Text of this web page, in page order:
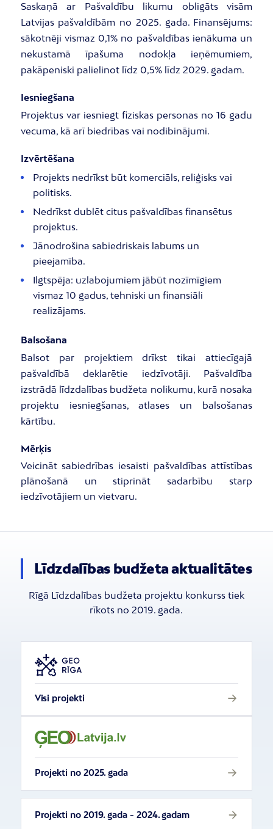
Saskaņā ar Pašvaldību likumu obligāts visām
Latvijas pašvaldībām no 2025. gada. Finansējums:
sākotnēji vismaz 0,1% no pašvaldības ienākuma un
nekustamā īpašuma nodokļa ieņēmumiem,
pakāpeniski palielinot līdz 0,5% līdz 2029. gadam.
Iesniegšana
Projektus var iesniegt fiziskas personas no 16 gadu
vecuma, kā arī biedrības vai nodibinājumi.
Izvērtēšana
Projekts nedrīkst būt komerciāls, reliģisks vai
politisks.
Nedrīkst dublēt citus pašvaldības finansētus
projektus.
Jānodrošina sabiedriskais labums un
pieejamība.
Ilgtspēja: uzlabojumiem jābūt nozīmīgiem
vismaz 10 gadus, tehniski un finansiāli
realizājams.
Balsošana
Balsot par projektiem drīkst tikai attiecīgajā
pašvaldībā deklarētie iedzīvotāji. Pašvaldība
izstrādā līdzdalības budžeta nolikumu, kurā nosaka
projektu iesniegšanas, atlases un balsošanas
kārtību.
Mērķis
Veicināt sabiedrības iesaisti pašvaldības attīstības
plānošanā un stiprināt sadarbību starp
iedzīvotājiem un vietvaru.
Līdzdalības budžeta aktualitātes
Rīgā Līdzdalības budžeta projektu konkurss tiek
rīkots no 2019. gada.
Visi projekti
Projekti no 2025. gada
Projekti no 2019. gada - 2024. gadam